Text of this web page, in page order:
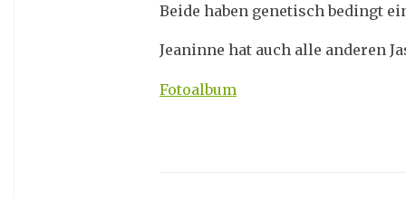
Beide haben genetisch bedingt
Jeaninne hat auch alle anderen
Fotoalbum